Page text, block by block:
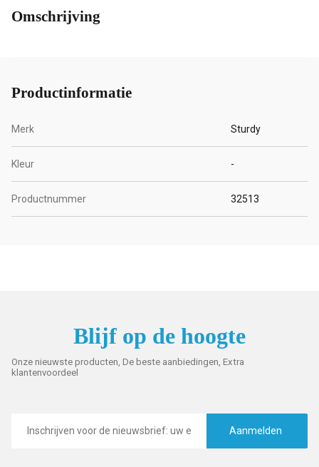
Omschrijving
Productinformatie
Merk Sturdy
Kleur -
Productnummer 32513
Blijf op de hoogte
Onze nieuwste producten, De beste aanbiedingen, Extra
klantenvoordeel
mailadres
Aanmelden